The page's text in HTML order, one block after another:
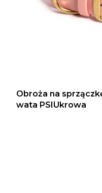
Obroża na
wata PSIUkrowa